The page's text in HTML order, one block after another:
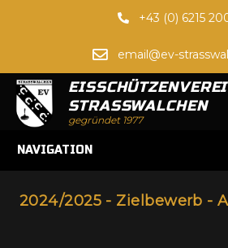
+43 (0) 6215
email@ev-
STRASSWALCHEN
gegründet 1977
NAVIGATION
2024/2025 - Zielbewerb -